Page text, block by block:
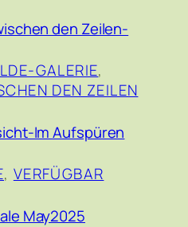
den Zeilen-
GALERIE
DEN ZEILEN
Im Aufspüren
, VERFÜGBAR
May2025